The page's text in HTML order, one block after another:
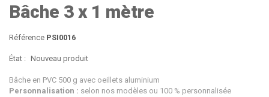
Bâche 3 x 1 mètre
Référence PSI0016
État : Nouveau produit
Bâche en PVC 500 g avec oeillets aluminium
Personnalisation : selon nos modèles ou 100 % personnalisée